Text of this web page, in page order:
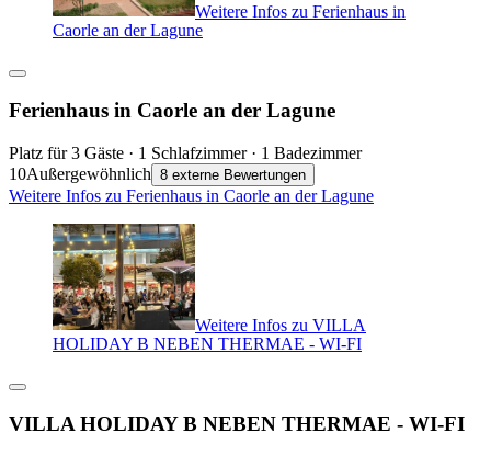
Weitere Infos zu Ferienhaus in
Caorle an der Lagune
Ferienhaus in Caorle an der Lagune
Platz für 3 Gäste · 1 Schlafzimmer · 1 Badezimmer
10Außergewöhnlich 8 externe Bewertungen
Weitere Infos zu Ferienhaus in Caorle an der Lagune
Weitere Infos zu VILLA
HOLIDAY B NEBEN THERMAE - WI-FI
VILLA HOLIDAY B NEBEN THERMAE - WI-FI